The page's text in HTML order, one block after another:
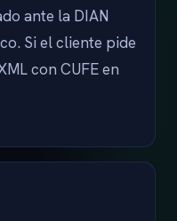
ante la DIAN
Si el cliente pide
con CUFE en